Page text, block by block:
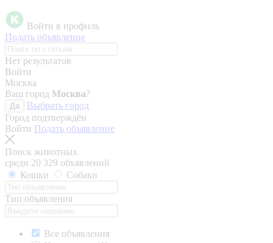
Войти в профиль
Подать объявление
Нет результатов
Войти
Москва
Ваш город Москва?
Да
Выбрать город
Город подтверждён
Войти Подать объявление
Поиск животных
среди 20 329 объявлений
Кошки
Собаки
Тип объявления
Все объявления